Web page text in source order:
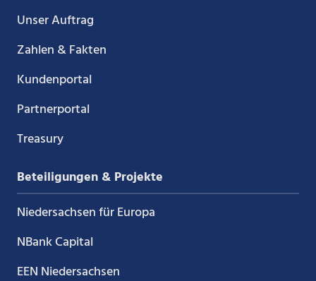
Unser Auftrag
Zahlen & Fakten
Kundenportal
Partnerportal
Treasury
Beteiligungen & Projekte
Niedersachsen für Europa
NBank Capital
EEN Niedersachsen